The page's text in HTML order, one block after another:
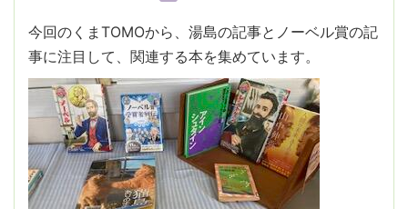
今回のくまTOMOから、湯島の記事とノーベル賞の記
事に注目して、関連する本を集めています。